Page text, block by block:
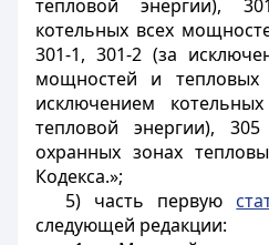
тепловой энергии),
котельных всех
301-1, 301-2 (за
мощностей и тепловых
исключением
тепловой энергии),
охранных зонах
Кодекса.»;
5) часть первую
следующей редакции: